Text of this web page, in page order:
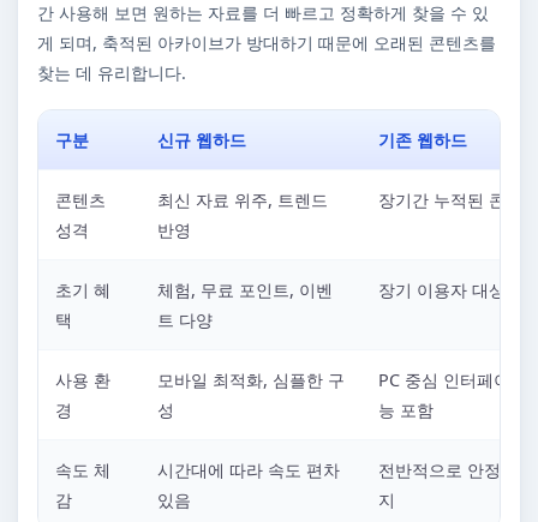
간 사용해 보면 원하는 자료를 더 빠르고 정확하게 찾을 수 있
게 되며, 축적된 아카이브가 방대하기 때문에 오래된 콘텐츠를
찾는 데 유리합니다.
구분 신규 웹하드 기존 웹하드
콘텐츠
성격
최신 자료 위주, 트렌드
반영
장기간 누적된 콘텐
초기 혜
택
체험, 무료 포인트, 이벤
트 다양
장기 이용자 대상 혜
사용 환
경
모바일 최적화, 심플한 구
성
PC 중심 인터페이스,
능 포함
속도 체
감
시간대에 따라 속도 편차
있음
전반적으로 안정적
지